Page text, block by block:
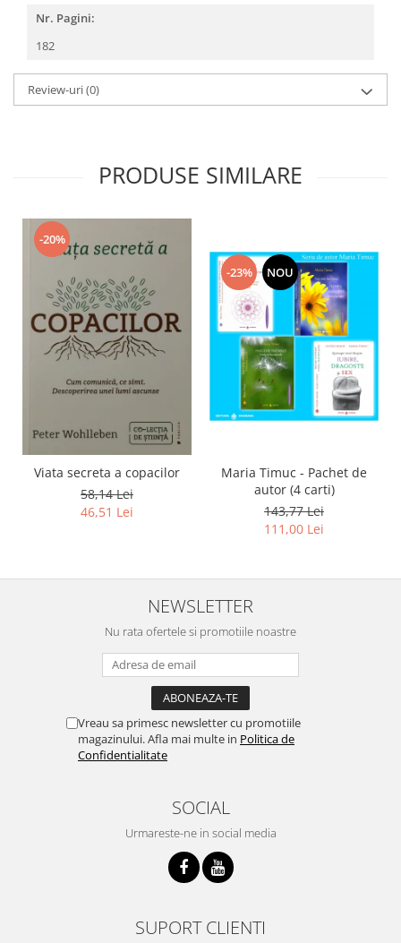
Nr. Pagini:
182
Review-uri(0)
PRODUSE SIMILARE
-20%
Viata secreta a copacilor
58,14 Lei
46,51 Lei
-23% NOU
Maria Timuc - Pachet de
autor (4 carti)
143,77 Lei
111,00 Lei
NEWSLETTER
Nu rata ofertele si promotiile noastre
Vreau sa primesc newsletter cu promotiile
magazinului. Afla mai multe in Politica de
Confidentialitate
SOCIAL
Urmareste-ne in social media
SUPORT CLIENTI